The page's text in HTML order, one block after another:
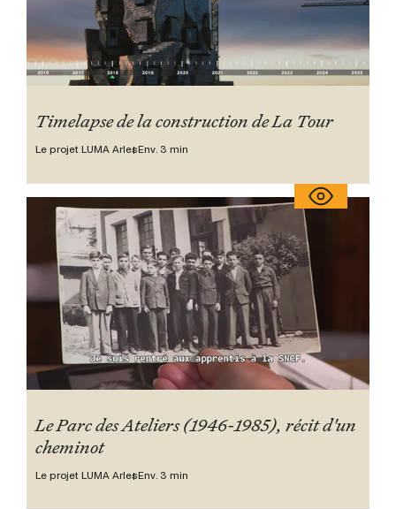
Timelapse de la construction de La Tour
Le projet LUMA Arles Env. 3 min
Le Parc des Ateliers (1946-1985), récit d'un
cheminot
Le projet LUMA Arles Env. 3 min